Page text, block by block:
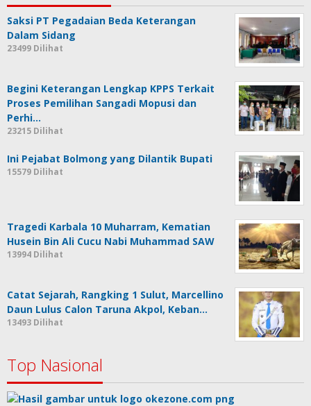
Saksi PT Pegadaian Beda Keterangan
Dalam Sidang
23499 Dilihat
Begini Keterangan Lengkap KPPS Terkait
Proses Pemilihan Sangadi Mopusi dan
Perhi…
23215 Dilihat
Ini Pejabat Bolmong yang Dilantik Bupati
15579 Dilihat
Tragedi Karbala 10 Muharram, Kematian
Husein Bin Ali Cucu Nabi Muhammad SAW
13994 Dilihat
Catat Sejarah, Rangking 1 Sulut, Marcellino
Daun Lulus Calon Taruna Akpol, Keban…
13493 Dilihat
Top Nasional